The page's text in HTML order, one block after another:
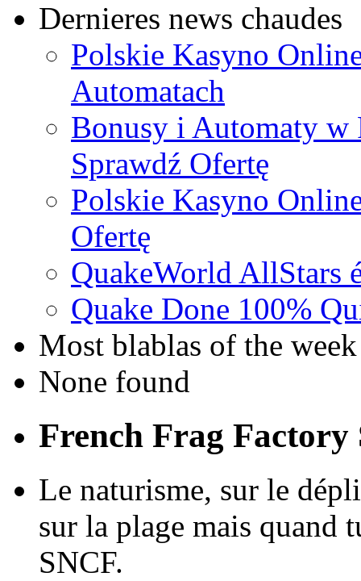
Dernieres news chaudes
Polskie Kasyno
Automatach
Bonusy i Automaty w
Sprawdź Ofertę
Polskie Kasyno
Ofertę
QuakeWorld AllStars
Quake Done 100%
Most blablas of the week
None found
French Frag Factory
Le naturisme, sur le
sur la plage mais quand
SNCF.